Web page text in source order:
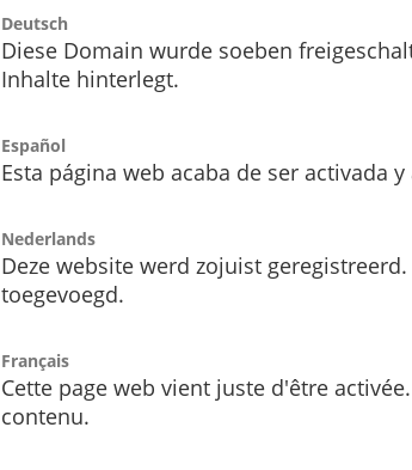
Deutsch
Diese Domain wurde soeben
Inhalte hinterlegt.
Español
Esta página web acaba de ser activada
Nederlands
Deze website werd zojuist
toegevoegd.
Français
Cette page web vient juste d'être
contenu.